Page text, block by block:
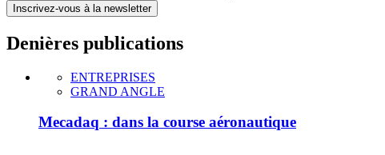
Inscrivez-vous à la newsletter
Denières publications
ENTREPRISES
GRAND ANGLE
Mecadaq : dans la course aéronautique